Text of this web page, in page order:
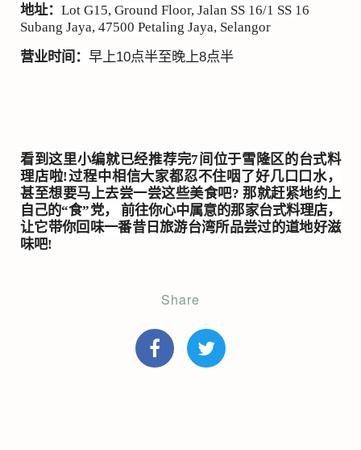
地址： Lot G15, Ground Floor, Jalan SS 16/1 SS 16
Subang Jaya, 47500 Petaling Jaya, Selangor
营业时间： 早上10点半至晚上8点半
看到这里小编就已经推荐完7间位于雪隆区的台式料
理店啦!过程中相信大家都忍不住咽了好几口口水，
甚至想要马上去尝一尝这些美食吧? 那就赶紧地约上
自己的“食”党， 前往你心中属意的那家台式料理店，
让它带你回味一番昔日旅游台湾所品尝过的道地好滋
味吧!
Share